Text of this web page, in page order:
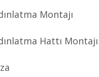
Montajı
Hattı Montajı